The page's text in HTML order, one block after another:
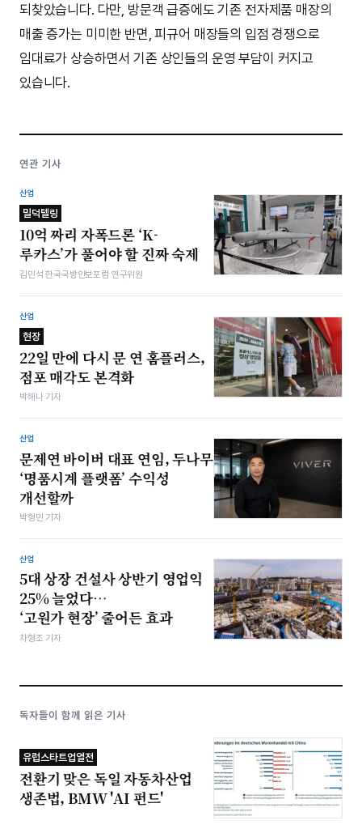
되찾았습니다. 다만, 방문객 급증에도 기존 전자제품 매장의
매출 증가는 미미한 반면, 피규어 매장들의 입점 경쟁으로
임대료가 상승하면서 기존 상인들의 운영 부담이 커지고
있습니다.
연관 기사
산업
밀덕텔링
10억 짜리 자폭드론 ‘K-
루카스’가 풀어야 할 진짜 숙제
김민석 한국국방안보포럼 연구위원
산업
현장
22일 만에 다시 문 연 홈플러스,
점포 매각도 본격화
박해나 기자
산업
문제연 바이버 대표 연임, 두나무
‘명품시계 플랫폼’ 수익성
개선할까
박형민 기자
산업
5대 상장 건설사 상반기 영업익
25% 늘었다…
‘고원가 현장’ 줄어든 효과
차형조 기자
독자들이 함께 읽은 기사
유럽스타트업열전
전환기 맞은 독일 자동차산업
생존법, BMW 'AI 펀드'